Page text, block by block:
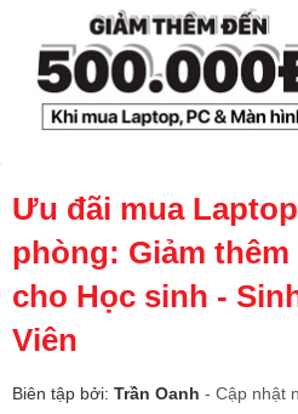
Ưu đãi mua
phòng: Giảm thêm
cho Học sinh -
Viên
Biên tập bởi: Trần Oanh - Cập nhật